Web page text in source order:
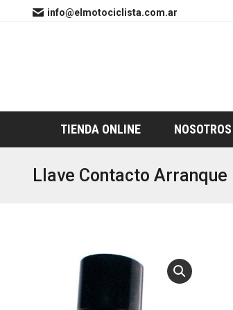
info@elmotociclista.com.ar
TIENDA ONLINE NOSOTROS
Llave Contacto Arranque